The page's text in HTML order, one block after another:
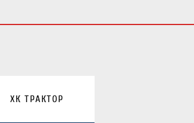
ХК ТРАКТОР